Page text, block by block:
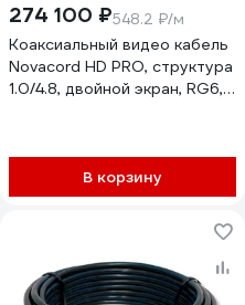
274 100 ₽548.2 ₽/м
Коаксиальный видео кабель
Novacord HD PRO, структура
1.0/4.8, двойной экран, RG6,
PRO 1.0/4.8 FRNC-C 500
В корзину